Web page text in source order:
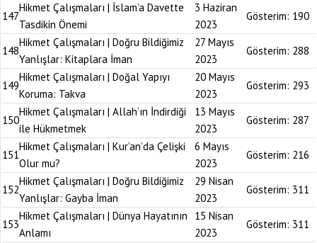
147
Hikmet Çalışmaları | İslam’a Davette
Tasdikin Önemi
3 Haziran
2023
Gösterim: 190
148
Hikmet Çalışmaları | Doğru Bildiğimiz
Yanlışlar: Kitaplara İman
27 Mayıs
2023
Gösterim: 288
149
Hikmet Çalışmaları | Doğal Yapıyı
Koruma: Takva
20 Mayıs
2023
Gösterim: 293
150
Hikmet Çalışmaları | Allah’ın İndirdiği
ile Hükmetmek
13 Mayıs
2023
Gösterim: 287
151
Hikmet Çalışmaları | Kur’an’da Çelişki
Olur mu?
6 Mayıs
2023
Gösterim: 216
152
Hikmet Çalışmaları | Doğru Bildiğimiz
Yanlışlar: Gayba İman
29 Nisan
2023
Gösterim: 311
153
Hikmet Çalışmaları | Dünya Hayatının
Anlamı
15 Nisan
2023
Gösterim: 311